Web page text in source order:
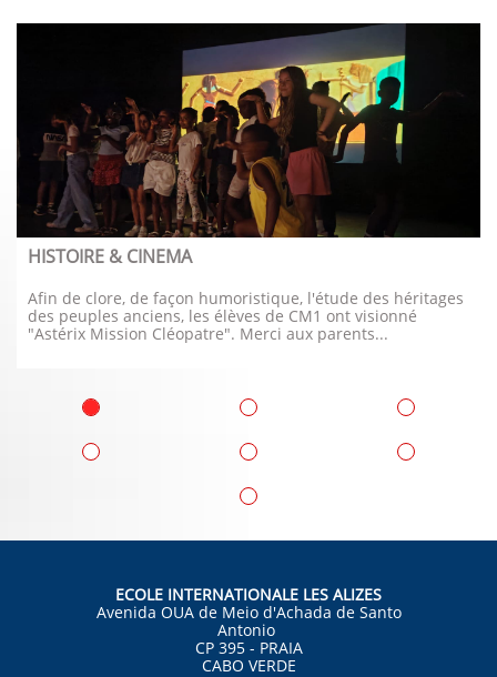
HISTOIRE & CINEMA
Afin de clore, de façon humoristique, l'étude des héritages
des peuples anciens, les élèves de CM1 ont visionné
"Astérix Mission Cléopatre". Merci aux parents...
ECOLE INTERNATIONALE LES ALIZES
Avenida OUA de Meio d'Achada de Santo
Antonio
CP 395 - PRAIA
CABO VERDE